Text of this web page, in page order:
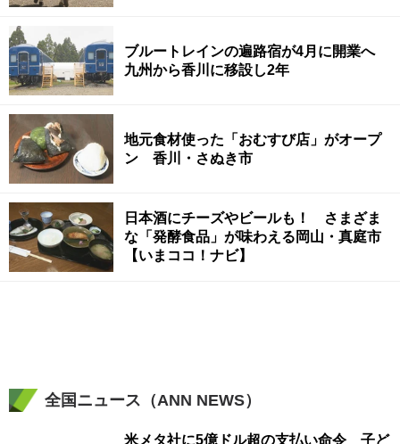
ブルートレインの遍路宿が4月に開業へ
九州から香川に移設し2年
地元食材使った「おむすび店」がオープ
ン 香川・さぬき市
日本酒にチーズやビールも！ さまざま
な「発酵食品」が味わえる岡山・真庭市
【いまココ！ナビ】
全国ニュース（ANN NEWS）
米メタ社に5億ドル超の支払い命令 子ど